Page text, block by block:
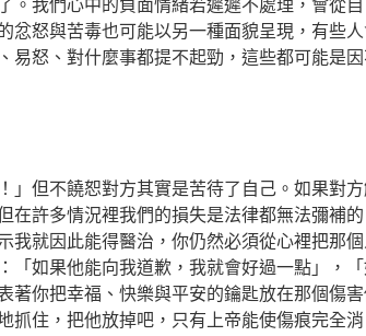
。我們心中的負面情緒若遲遲不處理，會從自
忿怒與苦毒也可能以另一種面貌呈現，有些
易怒、對什麼事都提不起勁，這些都可能是因
」但不饒恕對方其實是苦待了自己。如果對方
在許多情況裡我們的損失是法律都無法彌補的
我就因此能得醫治，你仍然必須從心裡把那個
「如果他能向我道歉，我就會好過一點」，「
著你把幸福、快樂與平安的鑰匙放在那個傷
抓住，把他放掉吧，只有上帝能使傷痕完全消